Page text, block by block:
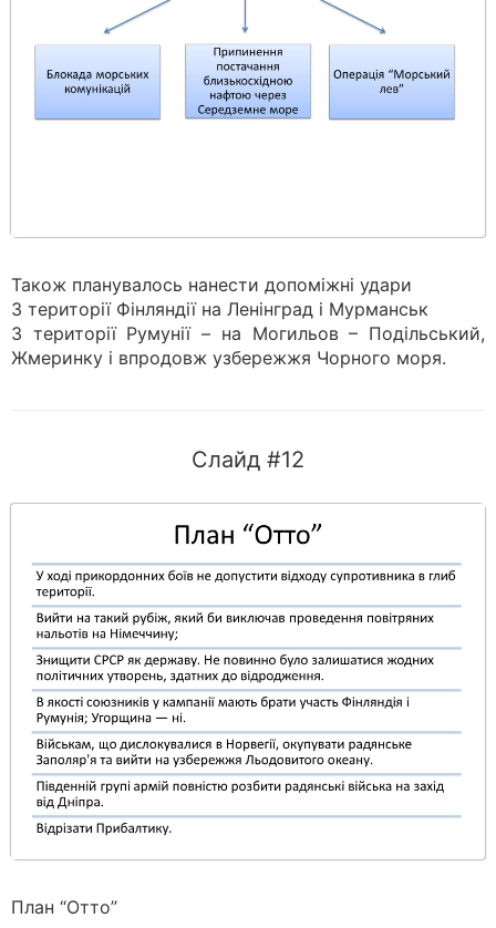
Також планувалось нанести допоміжні удари
З території Фінляндії на Ленінград і Мурманськ
З території Румунії – на Могильов – Подільський,
Жмеринку і впродовж узбережжя Чорного моря.
Слайд #12
План “Отто”